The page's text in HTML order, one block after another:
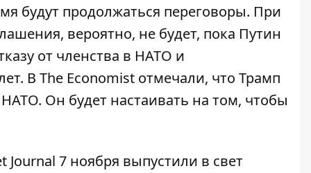
будут продолжаться переговоры. При
вероятно, не будет, пока Путин
от членства в НАТО и
В The Economist отмечали, что Трамп
НАТО. Он будет настаивать на том, чтобы
7 ноября выпустили в свет